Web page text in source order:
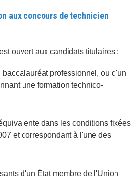
aux concours de technicien
est ouvert aux candidats titulaires :
professionnel, ou d'un
une formation technico-
dans les conditions fixées
et correspondant à l'une des
d'un État membre de l'Union